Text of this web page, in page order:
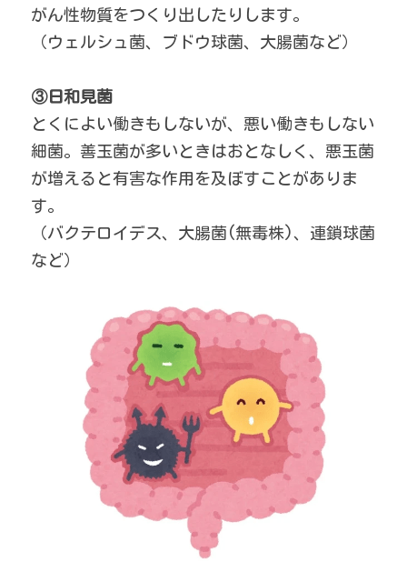
がん性物質をつくり出したりします。
（ウェルシュ菌、ブドウ球菌、大腸菌など）
③日和見菌
とくによい働きもしないが、悪い働きもしない
細菌。善玉菌が多いときはおとなしく、悪玉菌
が増えると有害な作用を及ぼすことがありま
す。
（バクテロイデス、大腸菌(無毒株)、連鎖球菌
など）